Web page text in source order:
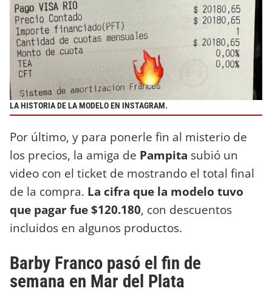
LA HISTORIA DE LA MODELO EN INSTAGRAM.
Por último, y para ponerle fin al misterio de
los precios, la amiga de Pampita subió un
video con el ticket de mostrando el total final
de la compra. La cifra que la modelo tuvo
que pagar fue $120.180, con descuentos
incluidos en algunos productos.
Barby Franco pasó el fin de
semana en Mar del Plata